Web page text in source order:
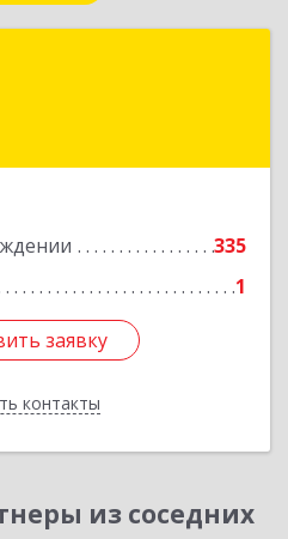
335
1
заявку
контакты
заявку
из соседних